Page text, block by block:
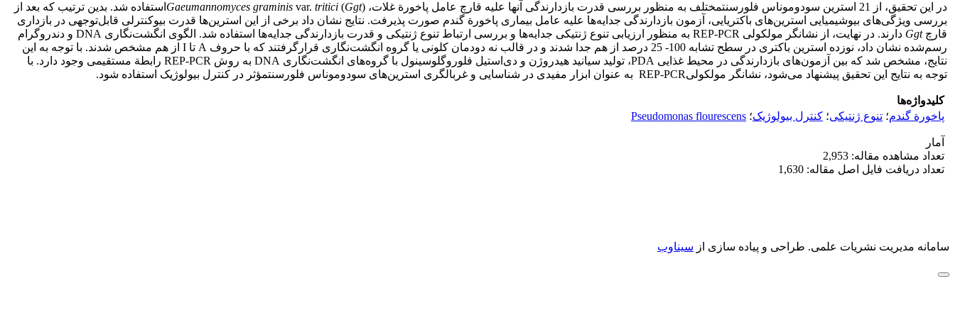
در این تحقیق، از 21 استرین سودوموناس فلورسنتمختلف به منظور بررسی قدرت بازدارندگی آنها علیه قارچ عامل پاخورة غلات، (
Ggt
)
Gaeumannomyces graminis var. tritici
استفاده شد. بدین ترتیب که بعد از
بررسی ویژگی‌های بیوشیمیایی استرین‌های باکتریایی، آزمون بازدارندگی جدایه‌ها علیه عامل بیماری پاخورة گندم صورت پذیرفت. نتایج نشان داد برخی از این استرین‌ها قدرت بیوکنترلی قابل‌توجهی در بازداری
قارچGgt
دارند. در نهایت، از نشانگر مولکولی REP-PCR به منظور ارزیابی تنوع ژنتیکی جدایه‌ها و بررسی ارتباط تنوع ژنتیکی و قدرت بازدارندگی جدایه‌ها استفاده شد. الگوی انگشت‌نگاری DNA و دندروگرام
رسم‌شده نشان داد، نوزده استرین باکتری در سطح تشابه 100- 25 درصد از هم جدا شدند و در قالب نه دودمان کلونی یا گروه انگشت‌نگاری قرارگرفتند که با حروف A تا I از هم مشخص شدند. با توجه به این
نتایج، مشخص شد که بین آزمون‌های بازدارندگی در محیط غذایی PDA، تولید سیانید هیدروژن و دی‌استیل فلوروگلوسینول با گروه‌های انگشت‌نگاری DNA به روش REP-PCR رابطة مستقیمی وجود دارد. با
توجه به نتایج این تحقیق پیشنهاد می‌شود، نشانگر مولکولیREP-PCR به عنوان ابزار مفیدی در شناسایی و غربالگری استرین‌های سودوموناس فلورسنتمؤثر در کنترل بیولوژیک استفاده شود.
کلیدواژه‌ها
پاخورة گندم؛ تنوع ژنتیکی؛ کنترل بیولوژیک؛ Pseudomonas flourescens
آمار
تعداد مشاهده مقاله: 2,953
تعداد دریافت فایل اصل مقاله: 1,630
سامانه مدیریت نشریات علمی. طراحی و پیاده سازی از سیناوب